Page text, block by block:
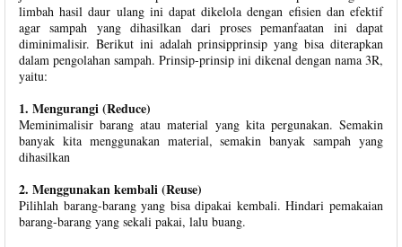
limbah hasil daur ulang ini dapat dikelola dengan efisien dan efektif
agar sampah yang dihasilkan dari proses pemanfaatan ini dapat
diminimalisir. Berikut ini adalah prinsipprinsip yang bisa diterapkan
dalam pengolahan sampah. Prinsip-prinsip ini dikenal dengan nama 3R,
yaitu:
1. Mengurangi (Reduce)
Meminimalisir barang atau material yang kita pergunakan. Semakin
banyak kita menggunakan material, semakin banyak sampah yang
dihasilkan
2. Menggunakan kembali (Reuse)
Pilihlah barang-barang yang bisa dipakai kembali. Hindari pemakaian
barang-barang yang sekali pakai, lalu buang.